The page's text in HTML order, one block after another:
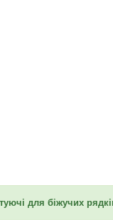
для біжучих